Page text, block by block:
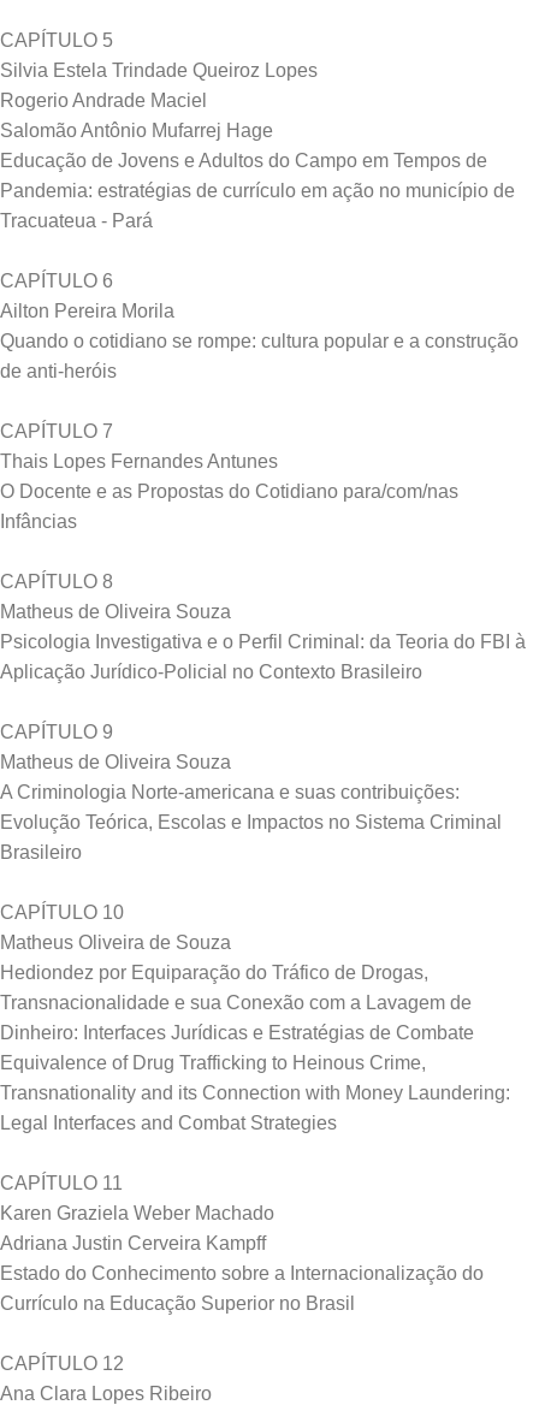
CAPÍTULO 5
Silvia Estela Trindade Queiroz Lopes
Rogerio Andrade Maciel
Salomão Antônio Mufarrej Hage
Educação de Jovens e Adultos do Campo em Tempos de
Pandemia: estratégias de currículo em ação no município de
Tracuateua - Pará
CAPÍTULO 6
Ailton Pereira Morila
Quando o cotidiano se rompe: cultura popular e a construção
de anti-heróis
CAPÍTULO 7
Thais Lopes Fernandes Antunes
O Docente e as Propostas do Cotidiano para/com/nas
Infâncias
CAPÍTULO 8
Matheus de Oliveira Souza
Psicologia Investigativa e o Perfil Criminal: da Teoria do FBI à
Aplicação Jurídico-Policial no Contexto Brasileiro
CAPÍTULO 9
Matheus de Oliveira Souza
A Criminologia Norte-americana e suas contribuições:
Evolução Teórica, Escolas e Impactos no Sistema Criminal
Brasileiro
CAPÍTULO 10
Matheus Oliveira de Souza
Hediondez por Equiparação do Tráfico de Drogas,
Transnacionalidade e sua Conexão com a Lavagem de
Dinheiro: Interfaces Jurídicas e Estratégias de Combate
Equivalence of Drug Trafficking to Heinous Crime,
Transnationality and its Connection with Money Laundering:
Legal Interfaces and Combat Strategies
CAPÍTULO 11
Karen Graziela Weber Machado
Adriana Justin Cerveira Kampff
Estado do Conhecimento sobre a Internacionalização do
Currículo na Educação Superior no Brasil
CAPÍTULO 12
Ana Clara Lopes Ribeiro